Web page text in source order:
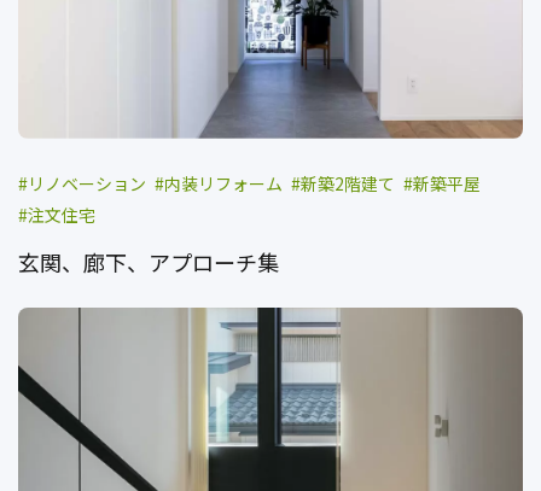
リノベーション 内装リフォーム 新築2階建て
新築平屋
注文住宅
玄関、廊下、アプローチ集